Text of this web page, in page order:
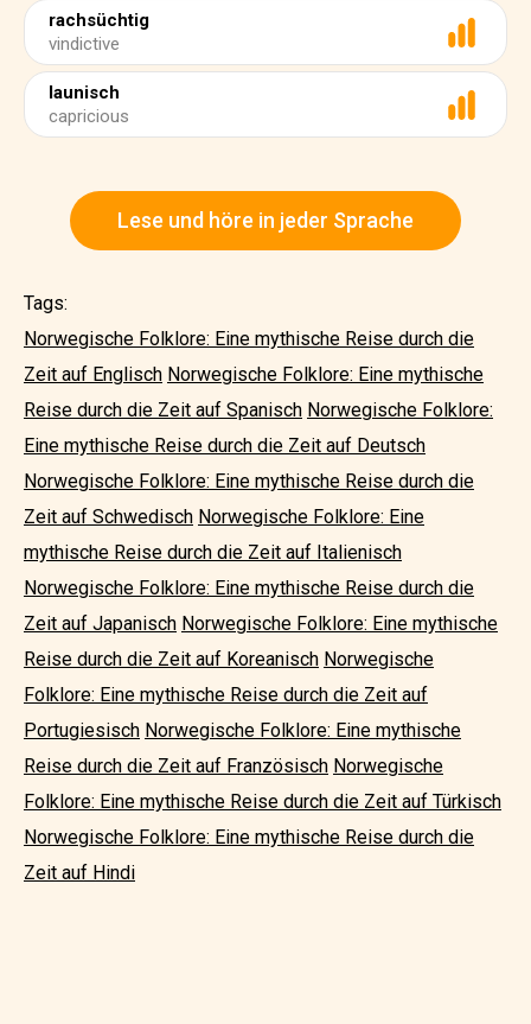
rachsüchtig
vindictive
launisch
capricious
Lese und höre in jeder Sprache
Tags:
Norwegische Folklore: Eine mythische Reise durch die
Zeit auf Englisch Norwegische Folklore: Eine mythische
Reise durch die Zeit auf Spanisch Norwegische Folklore:
Eine mythische Reise durch die Zeit auf Deutsch
Norwegische Folklore: Eine mythische Reise durch die
Zeit auf Schwedisch Norwegische Folklore: Eine
mythische Reise durch die Zeit auf Italienisch
Norwegische Folklore: Eine mythische Reise durch die
Zeit auf Japanisch Norwegische Folklore: Eine mythische
Reise durch die Zeit auf Koreanisch Norwegische
Folklore: Eine mythische Reise durch die Zeit auf
Portugiesisch Norwegische Folklore: Eine mythische
Reise durch die Zeit auf Französisch Norwegische
Folklore: Eine mythische Reise durch die Zeit auf Türkisch
Norwegische Folklore: Eine mythische Reise durch die
Zeit auf Hindi